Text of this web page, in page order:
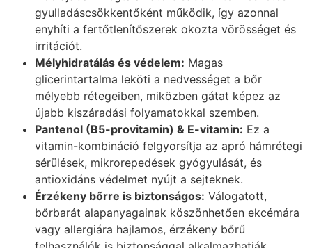
gyulladáscsökkentőként működik, így azonnal
enyhíti a fertőtlenítőszerek okozta vörösséget és
irritációt.
Mélyhidratálás és védelem: Magas
glicerintartalma leköti a nedvességet a bőr
mélyebb rétegeiben, miközben gátat képez az
újabb kiszáradási folyamatokkal szemben.
Pantenol (B5-provitamin) & E-vitamin: Ez a
vitamin-kombináció felgyorsítja az apró hámrétegi
sérülések, mikrorepedések gyógyulását, és
antioxidáns védelmet nyújt a sejteknek.
Érzékeny bőrre is biztonságos: Válogatott,
bőrbarát alapanyagainak köszönhetően ekcémára
vagy allergiára hajlamos, érzékeny bőrű